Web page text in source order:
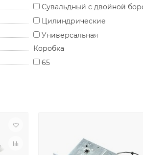
Сувальдный с двойной
Цилиндрические
Универсальная
Коробка
65